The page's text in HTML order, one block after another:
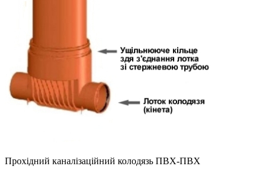
Прохідний каналізаційний колодязь ПВХ-ПВХ